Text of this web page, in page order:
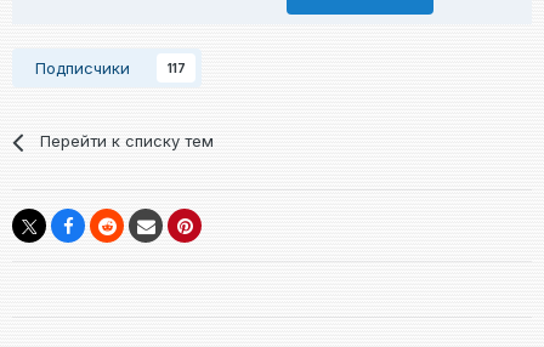
Подписчики 117
Перейти к списку тем